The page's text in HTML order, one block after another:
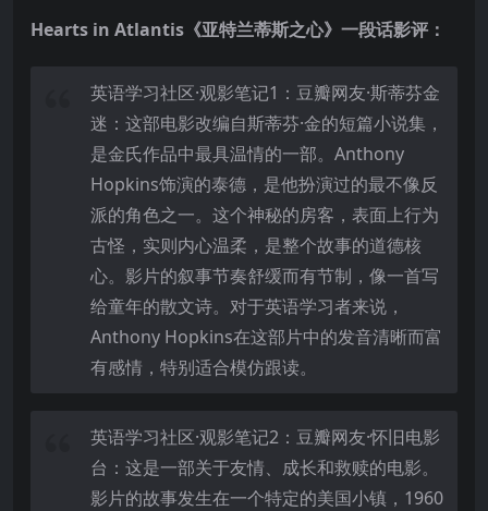
Hearts in Atlantis《亚特兰蒂斯之心》一段话影评：
英语学习社区·观影笔记1：豆瓣网友·斯蒂芬金
迷：这部电影改编自斯蒂芬·金的短篇小说集，
是金氏作品中最具温情的一部。Anthony
Hopkins饰演的泰德，是他扮演过的最不像反
派的角色之一。这个神秘的房客，表面上行为
古怪，实则内心温柔，是整个故事的道德核
心。影片的叙事节奏舒缓而有节制，像一首写
给童年的散文诗。对于英语学习者来说，
Anthony Hopkins在这部片中的发音清晰而富
有感情，特别适合模仿跟读。
英语学习社区·观影笔记2：豆瓣网友·怀旧电影
台：这是一部关于友情、成长和救赎的电影。
影片的故事发生在一个特定的美国小镇，1960